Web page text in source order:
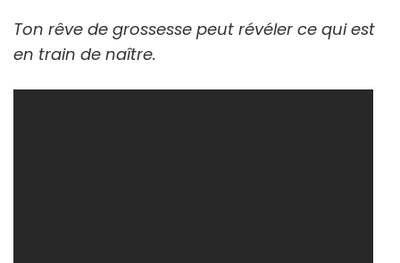
Ton rêve de grossesse peut révéler ce qui est
en train de naître.